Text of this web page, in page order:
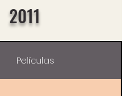
2011
Películas